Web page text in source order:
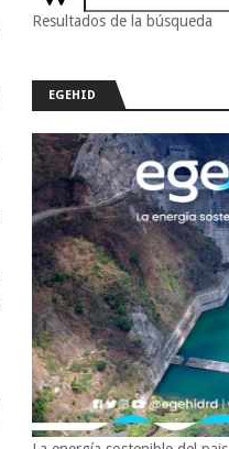
Resultados de la búsqueda
EGEHID